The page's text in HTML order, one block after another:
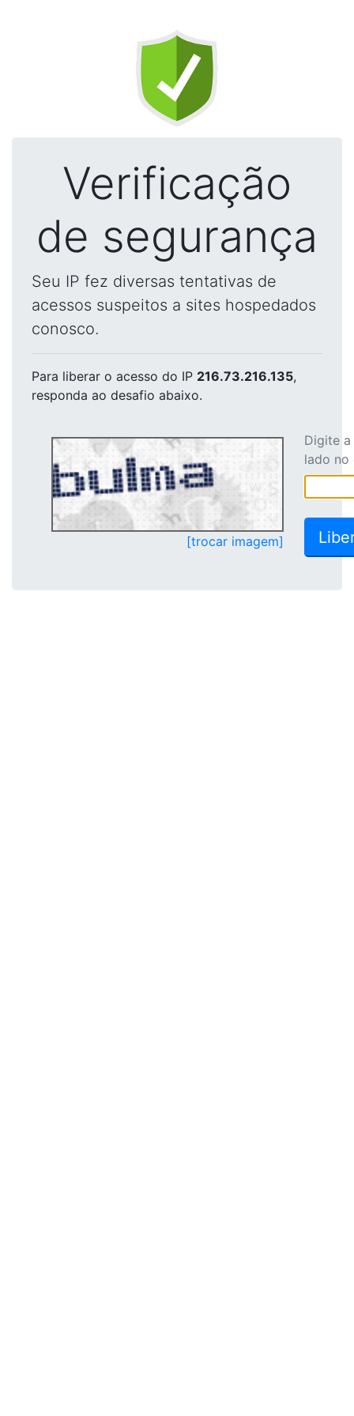
Verificação
de segurança
Seu IP fez diversas tentativas de
acessos suspeitos a sites hospedados
conosco.
Para liberar o acesso do IP 216.73.216.135,
responda ao desafio abaixo.
[trocar imagem]
Digite
lado no